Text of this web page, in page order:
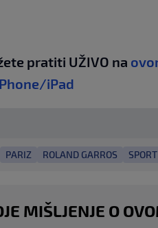
pratiti UŽIVO na
iPad
PARIZ ROLAND GARROS SPORT
MIŠLJENJE O